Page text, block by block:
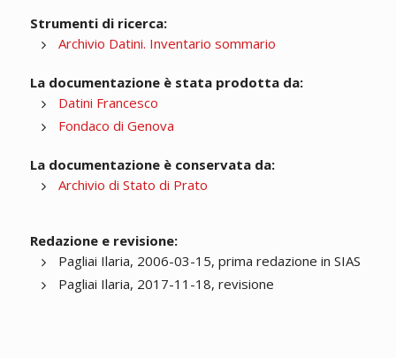
Strumenti di ricerca:
Archivio Datini. Inventario sommario
La documentazione è stata prodotta da:
Datini Francesco
Fondaco di Genova
La documentazione è conservata da:
Archivio di Stato di Prato
Redazione e revisione:
Pagliai Ilaria, 2006-03-15, prima redazione in SIAS
Pagliai Ilaria, 2017-11-18, revisione